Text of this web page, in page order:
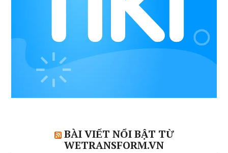
BÀI VIẾT NỔI BẬT TỪ
WETRANSFORM.VN